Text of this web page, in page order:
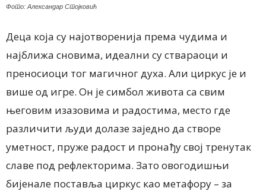
Фото: Александар Стојковић
Деца која су најотворенија према чудима и
најближа сновима, идеални су ствараоци и
преносиоци тог магичног духа. Али циркус је и
више од игре. Он је симбол живота са свим
његовим изазовима и радостима, место где
различити људи долазе заједно да створе
уметност, пруже радост и пронађу свој тренутак
славе под рефлекторима. Зато овогодишњи
бијенале поставља циркус као метафору – за